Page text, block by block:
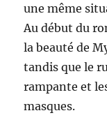
une même
Au début du
la beauté de
tandis que le
rampante et
masques.